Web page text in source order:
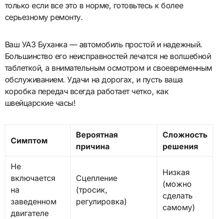
только если все это в норме, готовьтесь к более
серьезному ремонту.
Ваш УАЗ Буханка — автомобиль простой и надежный.
Большинство его неисправностей лечатся не волшебной
таблеткой, а внимательным осмотром и своевременным
обслуживанием. Удачи на дорогах, и пусть ваша
коробка передач всегда работает четко, как
швейцарские часы!
Симптом
Вероятная
причина
Сложность
решения
Не
включается
на
заведенном
двигателе
Сцепление
(тросик,
регулировка)
Низкая
(можно
сделать
самому)